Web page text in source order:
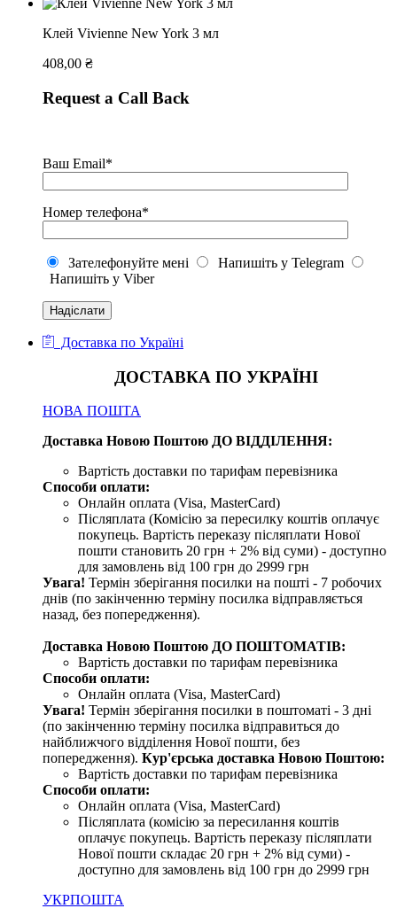
Клей Vivienne New York 3 мл
408,00 ₴
Request a Call Back
Ваш Email*
Номер телефона*
Зателефонуйте мені
Напишіть у Telegram
Напишіть у Viber
Доставка по Україні
ДОСТАВКА ПО УКРАЇНІ
НОВА ПОШТА
Доставка Новою Поштою ДО ВІДДІЛЕННЯ:
Вартість доставки по тарифам перевізника
Способи оплати:
Онлайн оплата (Visa, MasterCard)
Післяплата (Комісію за пересилку коштів оплачує
покупець. Вартість переказу післяплати Нової
пошти становить 20 грн + 2% від суми) - доступно
для замовлень від 100 грн до 2999 грн
Увага! Термін зберігання посилки на пошті - 7 робочих
днів (по закінченню терміну посилка відправляється
назад, без попередження).
Доставка Новою Поштою ДО ПОШТОМАТІВ:
Вартість доставки по тарифам перевізника
Способи оплати:
Онлайн оплата (Visa, MasterCard)
Увага! Термін зберігання посилки в поштоматі - 3 дні
(по закінченню терміну посилка відправиться до
найближчого відділення Нової пошти, без
попередження). Кур'єрська доставка Новою Поштою:
Вартість доставки по тарифам перевізника
Способи оплати:
Онлайн оплата (Visa, MasterCard)
Післяплата (комісію за пересилання коштів
оплачує покупець. Вартість переказу післяплати
Нової пошти складає 20 грн + 2% від суми) -
доступно для замовлень від 100 грн до 2999 грн
УКРПОШТА